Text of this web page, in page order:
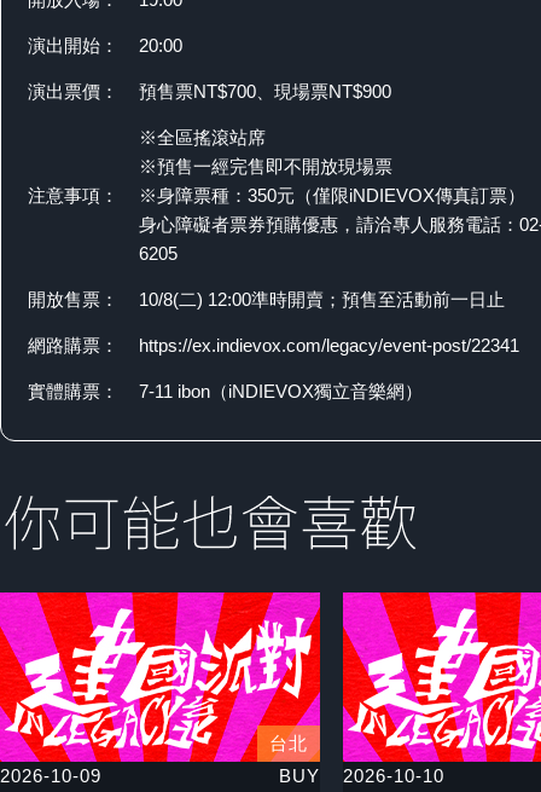
演出開始： 20:00
演出票價： 預售票NT$700、現場票NT$900
注意事項：
※全區搖滾站席
※預售一經完售即不開放現場票
※身障票種：350元（僅限iNDIEVOX傳真訂票）
身心障礙者票券預購優惠，請洽專人服務電話：
6205
開放售票： 10/8(二) 12:00準時開賣；預售至活動前一日止
網路購票： https://ex.indievox.com/legacy/event-post/22341
實體購票： 7-11 ibon（iNDIEVOX獨立音樂網）
台北
2026-10-09
BUY
2026-10-10